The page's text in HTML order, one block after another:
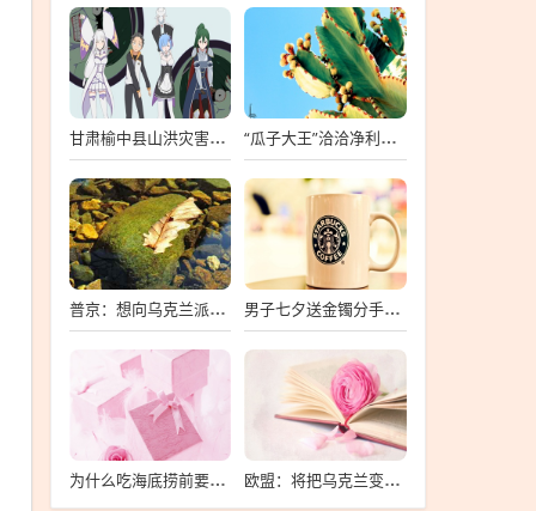
甘肃榆中县山洪灾害已致10死33失联 “瓜子大王”洽洽净利暴跌7成
普京：想向乌克兰派兵？敢来就打，普京，敢派兵到乌克兰，将面临严厉反击 男子七夕送金镯分手后要女友还钱
为什么吃海底捞前要先上个坡 欧盟：将把乌克兰变成“钢铁豪猪”